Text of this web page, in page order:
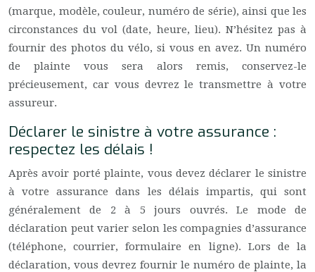
(marque, modèle, couleur, numéro de série), ainsi que les
circonstances du vol (date, heure, lieu). N’hésitez pas à
fournir des photos du vélo, si vous en avez. Un numéro
de plainte vous sera alors remis, conservez-le
précieusement, car vous devrez le transmettre à votre
assureur.
Déclarer le sinistre à votre assurance :
respectez les délais !
Après avoir porté plainte, vous devez déclarer le sinistre
à votre assurance dans les délais impartis, qui sont
généralement de 2 à 5 jours ouvrés. Le mode de
déclaration peut varier selon les compagnies d’assurance
(téléphone, courrier, formulaire en ligne). Lors de la
déclaration, vous devrez fournir le numéro de plainte, la